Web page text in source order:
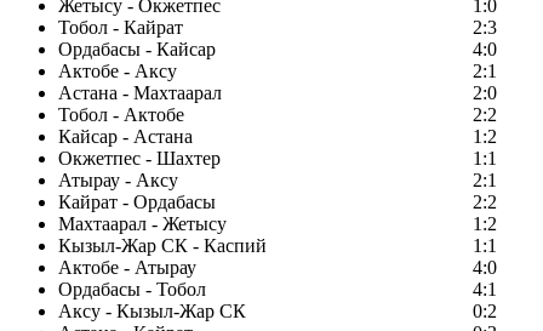
Жетысу - Окжетпес
1:0
Тобол - Кайрат
2:3
Ордабасы - Кайсар
4:0
Актобе - Аксу
2:1
Астана - Махтаарал
2:0
Тобол - Актобе
2:2
Кайсар - Астана
1:2
Окжетпес - Шахтер
1:1
Атырау - Аксу
2:1
Кайрат - Ордабасы
2:2
Махтаарал - Жетысу
1:2
Кызыл-Жар СК - Каспий
1:1
Актобе - Атырау
4:0
Ордабасы - Тобол
4:1
Аксу - Кызыл-Жар СК
0:2